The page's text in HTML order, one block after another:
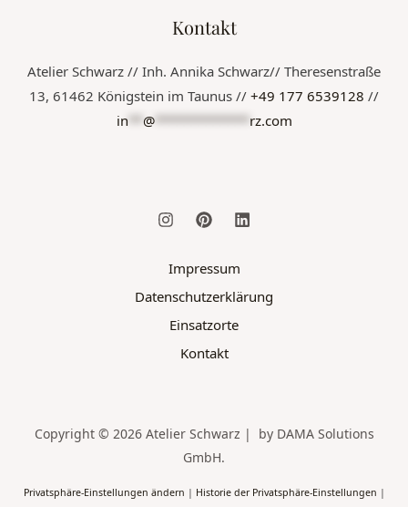
Kontakt
Atelier Schwarz // Inh. Annika Schwarz// Theresenstraße
13, 61462 Königstein im Taunus // +49 177 6539128 //
in ** @************* rz.com
Impressum
Datenschutzerklärung
Einsatzorte
Kontakt
Copyright © 2026 Atelier Schwarz | by DAMA Solutions
GmbH.
Privatsphäre-Einstellungen ändern | Historie der Privatsphäre-Einstellungen |